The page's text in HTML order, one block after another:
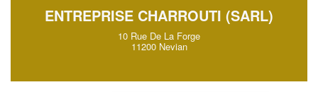
ENTREPRISE CHARROUTI (SARL)
10 Rue De La Forge
11200 Nevian